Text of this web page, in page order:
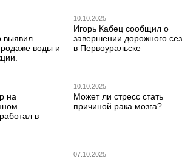
выявил
воды и
10.10.2025
Игорь Кабец сообщил о
завершении дорожного
в Первоуральске
на
в
10.10.2025
Может ли стресс стать
причиной рака мозга?
07.10.2025